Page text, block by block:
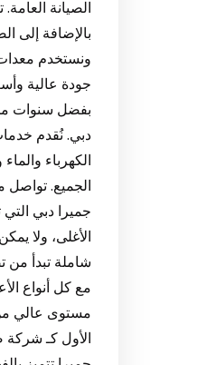
الصيانة
بالإضافة إلى
جودة عالية
بفضل سنوات من
دبي. نُقدم
الكهرباء
الجميع. تواصل
الأغلى، ولا
شاملة تبدأ من
مع كل أنواع
مستوى عالي من